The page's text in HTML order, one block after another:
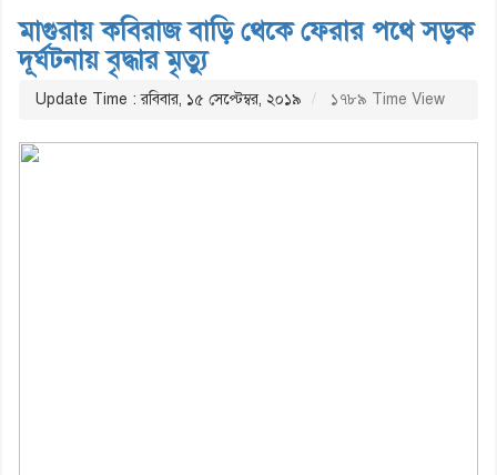
মাগুরায় কবিরাজ বাড়ি থেকে ফেরার পথে সড়ক
দূর্ঘটনায় বৃদ্ধার মৃত্যু
Update Time : রবিবার, ১৫ সেপ্টেম্বর, ২০১৯ ১৭৮৯ Time View